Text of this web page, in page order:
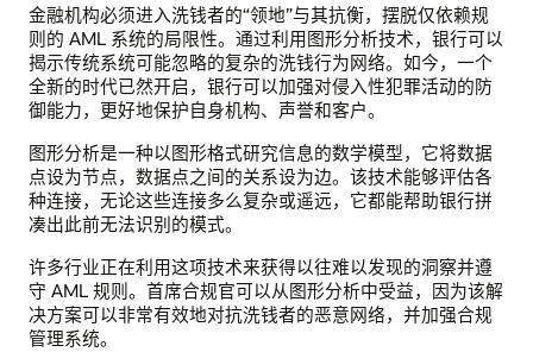
金融机构必须进入洗钱者的“领地”与其抗衡，摆脱仅依赖规
则的 AML 系统的局限性。通过利用图形分析技术，银行可以
揭示传统系统可能忽略的复杂的洗钱行为网络。如今，一个
全新的时代已然开启，银行可以加强对侵入性犯罪活动的防
御能力，更好地保护自身机构、声誉和客户。
图形分析是一种以图形格式研究信息的数学模型，它将数据
点设为节点，数据点之间的关系设为边。该技术能够评估各
种连接，无论这些连接多么复杂或遥远，它都能帮助银行拼
凑出此前无法识别的模式。
许多行业正在利用这项技术来获得以往难以发现的洞察并遵
守 AML 规则。首席合规官可以从图形分析中受益，因为该解
决方案可以非常有效地对抗洗钱者的恶意网络，并加强合规
管理系统。